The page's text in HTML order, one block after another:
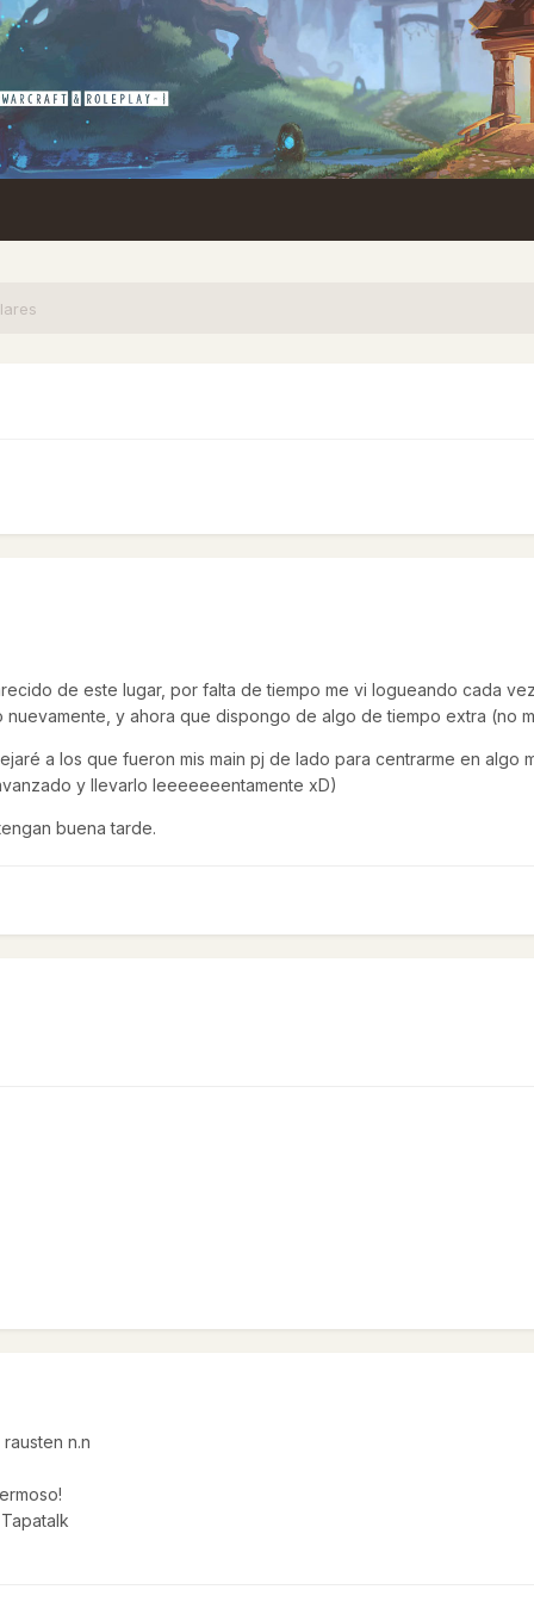
de este lugar, por falta de tiempo me vi logueando cada
y ahora que dispongo de algo de tiempo extra (no
a los que fueron mis main pj de lado para centrarme en algo
y llevarlo leeeeeeentamente xD)
buena tarde.
n.n